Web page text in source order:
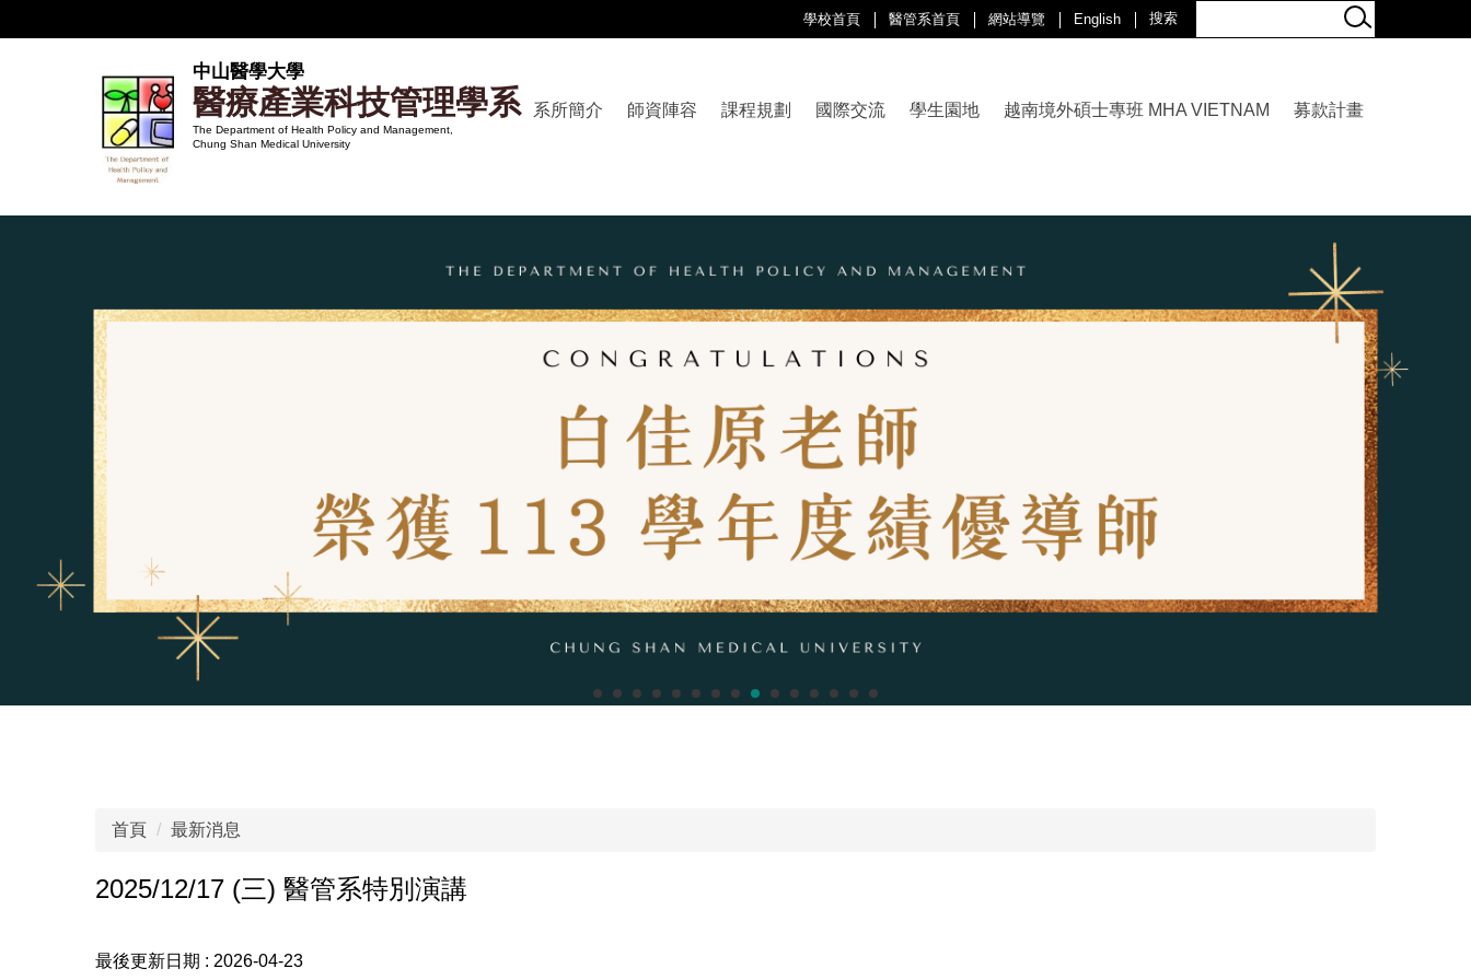
到
中山醫學大學
醫療產業科技管理學系
The Department of Health Policy and Management,
Chung Shan Medical University
系所簡介 師資陣容 課程規劃 國際交流 學生園地 越南境外碩士專班 MHA VIETNAM 募款計畫
學校首頁 醫管系首頁 網站導覽 English
首頁 最新消息
2025/12/17 (三) 醫管系特別演講
最後更新日期 : 2026-04-23